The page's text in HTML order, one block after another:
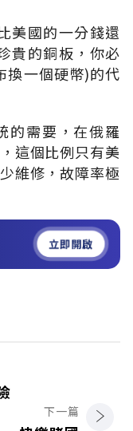
美國的一分錢還
貴的銅板，你必
換一個硬幣)的代
的需要，在俄羅
這個比例只有美
維修，故障率極
立即開啟
下一篇